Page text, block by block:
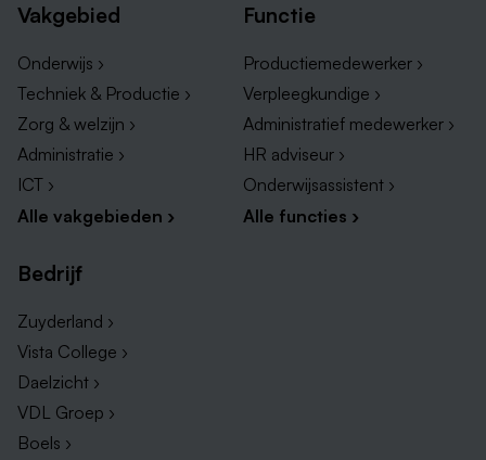
Vakgebied
Onderwijs ›
Techniek & Productie ›
Zorg & welzijn ›
Administratie ›
ICT ›
Alle vakgebieden ›
Functie
Productiemedewerker ›
Verpleegkundige ›
Administratief medewerker ›
HR adviseur ›
Onderwijsassistent ›
Alle functies ›
Bedrijf
Zuyderland ›
Vista College ›
Daelzicht ›
VDL Groep ›
Boels ›